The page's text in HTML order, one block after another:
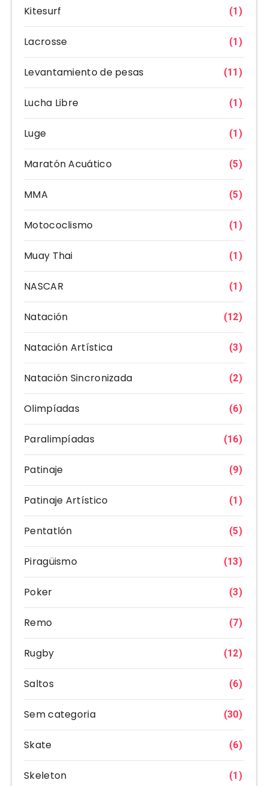
Kitesurf (1)
Lacrosse (1)
Levantamiento de pesas (11)
Lucha Libre (1)
Luge (1)
Maratón Acuático (5)
MMA (5)
Motococlismo (1)
Muay Thai (1)
NASCAR (1)
Natación (12)
Natación Artística (3)
Natación Sincronizada (2)
Olimpíadas (6)
Paralimpíadas (16)
Patinaje (9)
Patinaje Artístico (1)
Pentatlón (5)
Piragüismo (13)
Poker (3)
Remo (7)
Rugby (12)
Saltos (6)
Sem categoria (30)
Skate (6)
Skeleton (1)